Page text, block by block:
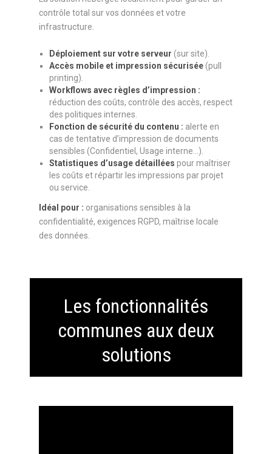
contrôle total sur vos données et votre
infrastructure.
Déploiement sur votre serveur (sur site).
Accès mobile et impression sécurisée(pull
printing).
Workflows avec règles d’impression :
réduction des coûts, contrôle des accès, respect
des politiques internes.
Fonction de sécurité du contenu : alerte en
cas de tentative d’impression de documents
sensibles (Confidentiel, Usage interne…).
Statistiques d’usage détaillées pour maîtriser
les coûts et répartir les impressions par projet
ou service.
Idéal pour : organisations sensibles à la
confidentialité, exigences RGPD, maîtrise locale
des données.
Les fonctionnalités
communes aux deux
solutions